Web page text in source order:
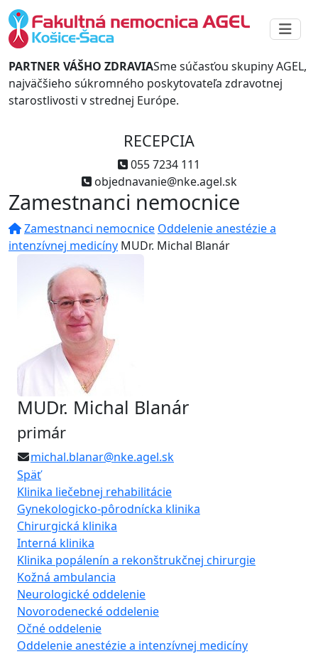
PARTNER VÁŠHO ZDRAVIASme súčasťou skupiny AGEL,
najväčšieho súkromného poskytovateľa zdravotnej
starostlivosti v strednej Európe.
RECEPCIA
055 7234 111
objednavanie@nke.agel.sk
Zamestnanci nemocnice
Zamestnanci nemocnice Oddelenie anestézie a
intenzívnej medicíny MUDr. Michal Blanár
MUDr. Michal Blanár
primár
michal.blanar@nke.agel.sk
Späť
Klinika liečebnej rehabilitácie
Gynekologicko-pôrodnícka klinika
Chirurgická klinika
Interná klinika
Klinika popálenín a rekonštrukčnej chirurgie
Kožná ambulancia
Neurologické oddelenie
Novorodenecké oddelenie
Očné oddelenie
Oddelenie anestézie a intenzívnej medicíny